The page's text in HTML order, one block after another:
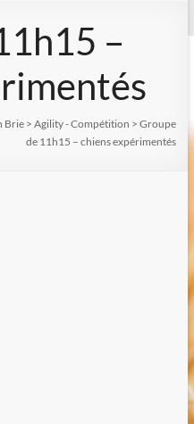
–
Brie >Agility - Compétition >Groupe
de 11h15 – chiens expérimentés